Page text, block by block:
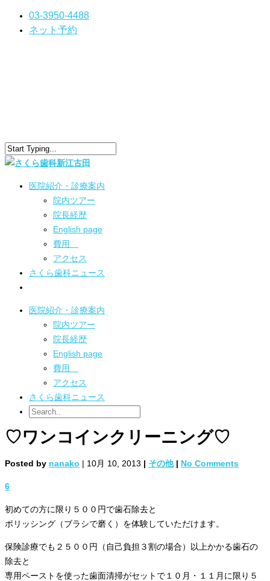
03-3950-4488
ネット予約
医院紹介・診療案内
院内ツアー
院長経歴
English page
費用
アクセス
さくら歯科ニュース
医院紹介・診療案内
院内ツアー
院長経歴
English page
費用
アクセス
さくら歯科ニュース
♡ワンコインクリーニング♡
Posted by nanako | 10月 10, 2013 | その他 | No Comments
6
初めての方に限り５００円で歯石除去と
ポリッシング（ブラシで磨く）を体験していただけます。
保険診療でも２５００円（自己負担３割の場合）以上かかる歯石の
除去と
専用ペーストを使った歯面清掃がセットで１０月・１１月に限り５